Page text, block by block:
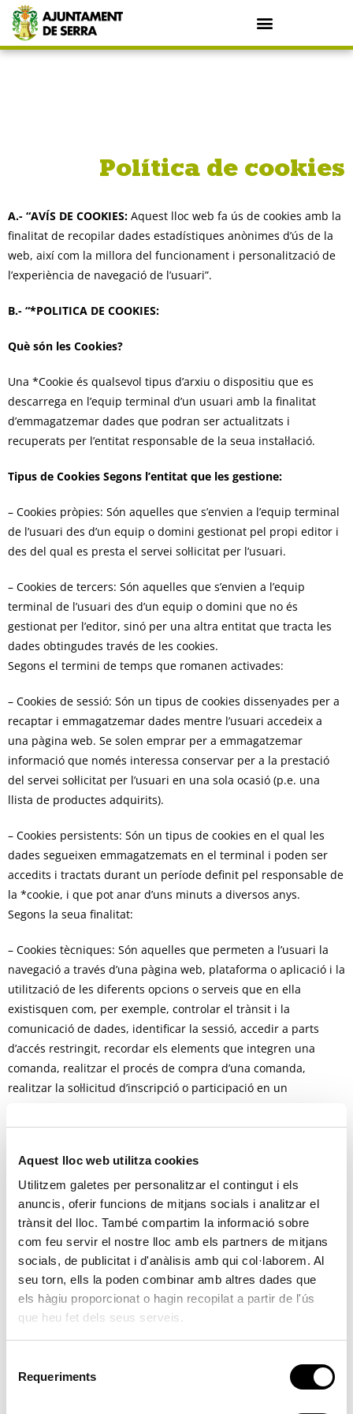
Aquest lloc web utilitza cookies
Utilitzem galetes per personalitzar el contingut i els
anuncis, oferir funcions de mitjans socials i analitzar el
trànsit del lloc. També compartim la informació sobre
com feu servir el nostre lloc amb els partners de mitjans
socials, de publicitat i d'anàlisis amb qui col·laborem. Al
seu torn, ells la poden combinar amb altres dades que
els hàgiu proporcionat o hagin recopilat a partir de l'ús
que heu fet dels seus serveis.
Requeriments
Política de cookies
A.- “AVÍS DE COOKIES: Aquest lloc web fa ús de cookies amb la
finalitat de recopilar dades estadístiques anònimes d’ús de la
web, així com la millora del funcionament i personalització de
l’experiència de navegació de l’usuari”.
B.- “*POLITICA DE COOKIES:
Què són les Cookies?
Una *Cookie és qualsevol tipus d’arxiu o dispositiu que es
descarrega en l’equip terminal d’un usuari amb la finalitat
d’emmagatzemar dades que podran ser actualitzats i
recuperats per l’entitat responsable de la seua instal·lació.
Tipus de Cookies Segons l’entitat que les gestione:
– Cookies pròpies: Són aquelles que s’envien a l’equip terminal
de l’usuari des d’un equip o domini gestionat pel propi editor i
des del qual es presta el servei sol·licitat per l’usuari.
– Cookies de tercers: Són aquelles que s’envien a l’equip
terminal de l’usuari des d’un equip o domini que no és
gestionat per l’editor, sinó per una altra entitat que tracta les
dades obtingudes través de les cookies.
Segons el termini de temps que romanen activades:
– Cookies de sessió: Són un tipus de cookies dissenyades per a
recaptar i emmagatzemar dades mentre l’usuari accedeix a
una pàgina web. Se solen emprar per a emmagatzemar
informació que només interessa conservar per a la prestació
del servei sol·licitat per l’usuari en una sola ocasió (p.e. una
llista de productes adquirits).
– Cookies persistents: Són un tipus de cookies en el qual les
dades segueixen emmagatzemats en el terminal i poden ser
accedits i tractats durant un període definit pel responsable de
la *cookie, i que pot anar d’uns minuts a diversos anys.
Segons la seua finalitat:
– Cookies tècniques: Són aquelles que permeten a l’usuari la
navegació a través d’una pàgina web, plataforma o aplicació i la
utilització de les diferents opcions o serveis que en ella
existisquen com, per exemple, controlar el trànsit i la
comunicació de dades, identificar la sessió, accedir a parts
d’accés restringit, recordar els elements que integren una
comanda, realitzar el procés de compra d’una comanda,
realitzar la sol·licitud d’inscripció o participació en un
navegació, emmagatzemar continguts per a la difusió de vídeos
– Cookies de personalització: Són aquelles que permeten a
l’usuari accedir al servei amb algunes característiques de
caràcter general predefinides en funció d’una sèrie de criteris
en el terminal de l’usuari com per exemple serien l’idioma, el
tipus de navegador a través del qual accedeix al servei, la
configuració regional des d’on accedeix al servei, etc.
– Cookies d’anàlisis: Són aquelles que permeten al responsable
d’aquestes, el seguiment i anàlisi del comportament dels
recollida mitjançant aquesta mena de cookies s’utilitza en el